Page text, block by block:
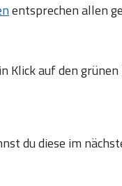
entsprechen allen
Klick auf den
du diese im